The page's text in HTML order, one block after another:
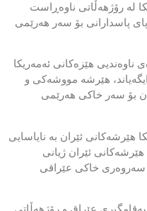
لە رۆژهەڵاتی ناوەڕاست
پاسدارانی بۆ سەر هەرێمی
ناوەندیی هێزەکانی ئەمەریکا
هێرشە مووشەکی و
بۆ سەر خاکی هەرێمی
هێرشەکانی ئێران بە نایاسایی
ئێران ژیانی
سەروەری خاکی عێراقی